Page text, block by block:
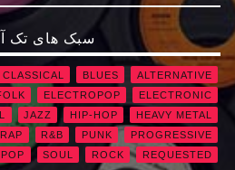
سبک های تک
ALTERNATIVE
BLUES
CLASSICAL
ELECTRONIC
ELECTROPOP
HEAVY METAL
HIP-HOP
JAZZ
PROGRESSIVE
PUNK
R&B
RAP
REQUESTED
ROCK
SOUL